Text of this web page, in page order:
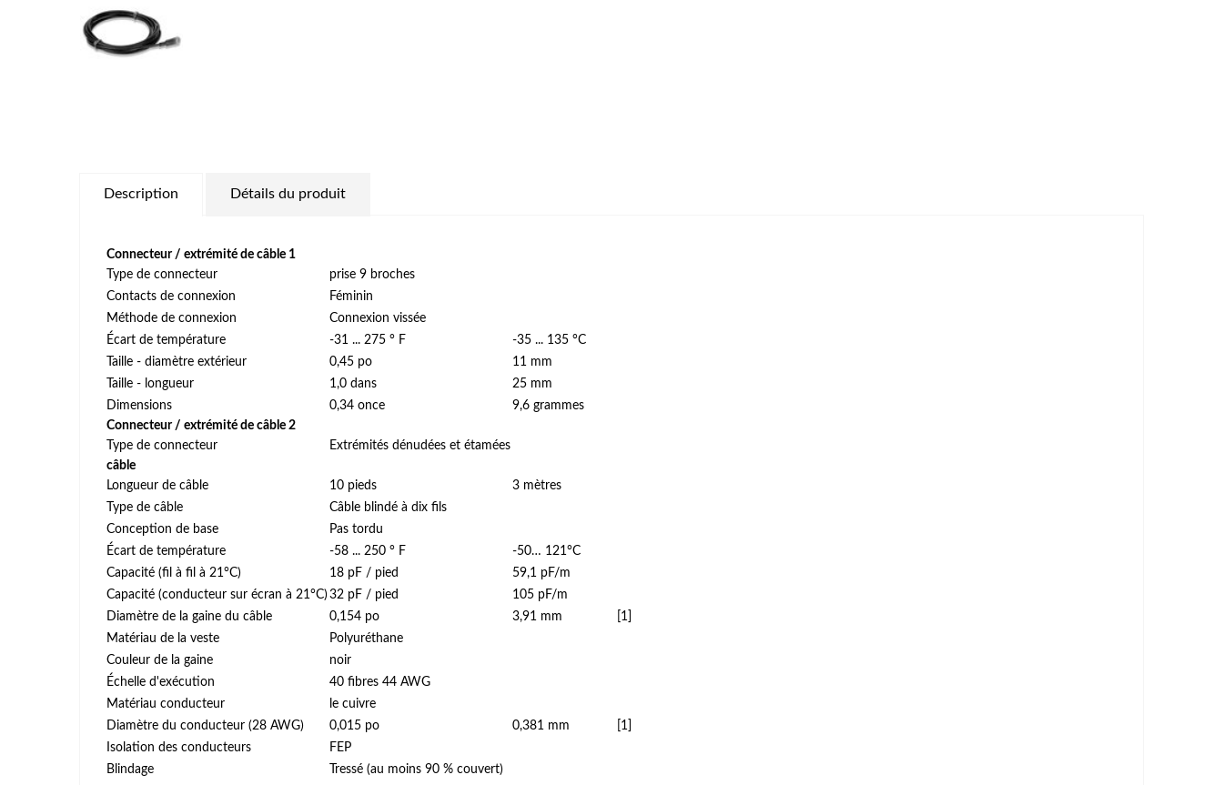
Description Détails du produit
Connecteur / extrémité de câble 1
Type de connecteur
prise 9 broches
Contacts de connexion
Féminin
Méthode de connexion
Connexion vissée
Écart de température
-31 ... 275 ° F
-35 ... 135 °C
Taille - diamètre extérieur
0,45 po
11 mm
Taille - longueur
1,0 dans
25 mm
Dimensions
0,34 once
9,6 grammes
Connecteur / extrémité de câble 2
Type de connecteur
Extrémités dénudées et étamées
câble
Longueur de câble
10 pieds
3 mètres
Type de câble
Câble blindé à dix fils
Conception de base
Pas tordu
Écart de température
-58 ... 250 ° F
-50… 121°C
Capacité (fil à fil à 21°C)
18 pF / pied
59,1 pF/m
Capacité (conducteur sur écran à 21°C) 32 pF / pied
105 pF/m
Diamètre de la gaine du câble
0,154 po 3,91 mm
[1]
Matériau de la veste
Polyuréthane
Couleur de la gaine
noir
Échelle d'exécution
40 fibres 44 AWG
Matériau conducteur
le cuivre
Diamètre du conducteur (28 AWG)
0,015 po 0,381 mm
[1]
Isolation des conducteurs
FEP
Blindage
Tressé (au moins 90 % couvert)